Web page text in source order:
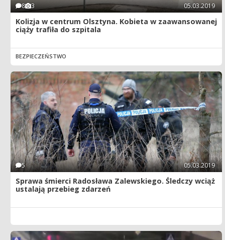
8 3 05.03.2019
Kolizja w centrum Olsztyna. Kobieta w zaawansowanej
ciąży trafiła do szpitala
BEZPIECZEŃSTWO
5 05.03.2019
Sprawa śmierci Radosława Zalewskiego. Śledczy wciąż
ustalają przebieg zdarzeń